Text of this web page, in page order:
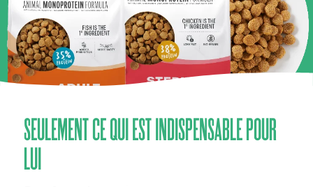
SEULEMENT CE QUI EST INDISPENSABLE POUR
LUI